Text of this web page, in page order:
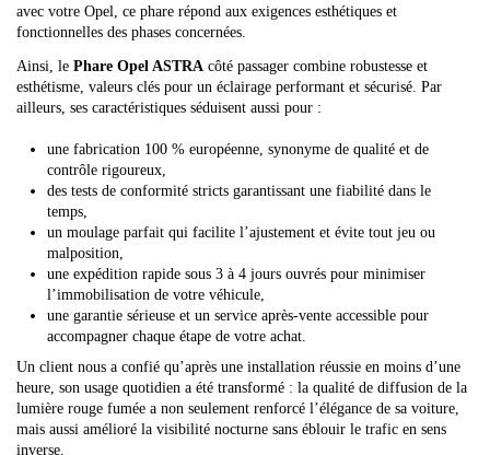
avec votre Opel, ce phare répond aux exigences esthétiques et
fonctionnelles des phases concernées.
Ainsi, le Phare Opel ASTRA côté passager combine robustesse et
esthétisme, valeurs clés pour un éclairage performant et sécurisé. Par
ailleurs, ses caractéristiques séduisent aussi pour :
une fabrication 100 % européenne, synonyme de qualité et de
contrôle rigoureux,
des tests de conformité stricts garantissant une fiabilité dans le
temps,
un moulage parfait qui facilite l’ajustement et évite tout jeu ou
malposition,
une expédition rapide sous 3 à 4 jours ouvrés pour minimiser
l’immobilisation de votre véhicule,
une garantie sérieuse et un service après-vente accessible pour
accompagner chaque étape de votre achat.
Un client nous a confié qu’après une installation réussie en moins d’une
heure, son usage quotidien a été transformé : la qualité de diffusion de la
lumière rouge fumée a non seulement renforcé l’élégance de sa voiture,
mais aussi amélioré la visibilité nocturne sans éblouir le trafic en sens
inverse.